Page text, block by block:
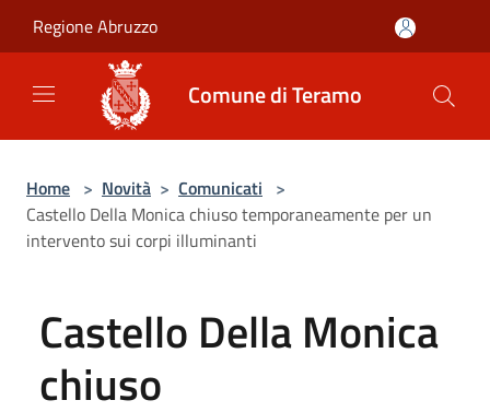
Regione Abruzzo
Comune di Teramo
Home > Novità > Comunicati >
Castello Della Monica chiuso temporaneamente per un
intervento sui corpi illuminanti
Castello Della Monica
chiuso